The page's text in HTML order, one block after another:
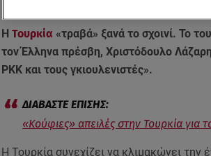
Η Τουρκία «τραβά» ξανά το σχοινί. Το
τον Έλληνα πρέσβη, Χριστόδουλο
PKK και τους γκιουλενιστές».
«Κούφιες» απειλές στην Τουρκία για
Η Τουρκία συνεχίζει να κλιμακώνει